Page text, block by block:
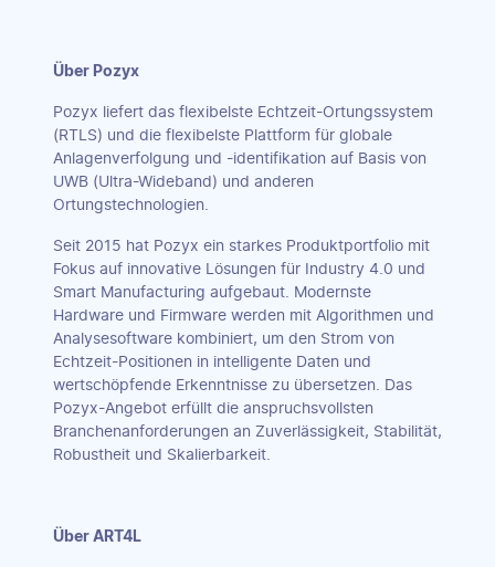
Über Pozyx
Pozyx liefert das flexibelste Echtzeit-Ortungssystem
(RTLS) und die flexibelste Plattform für globale
Anlagenverfolgung und -identifikation auf Basis von
UWB (Ultra-Wideband) und anderen
Ortungstechnologien.
Seit 2015 hat Pozyx ein starkes Produktportfolio mit
Fokus auf innovative Lösungen für Industry 4.0 und
Smart Manufacturing aufgebaut. Modernste
Hardware und Firmware werden mit Algorithmen und
Analysesoftware kombiniert, um den Strom von
Echtzeit-Positionen in intelligente Daten und
wertschöpfende Erkenntnisse zu übersetzen. Das
Pozyx-Angebot erfüllt die anspruchsvollsten
Branchenanforderungen an Zuverlässigkeit, Stabilität,
Robustheit und Skalierbarkeit.
Über ART4L